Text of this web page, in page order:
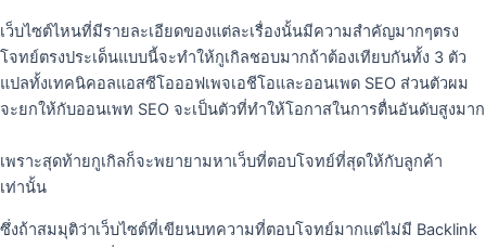
เว็บไซต์ไหนที่มีรายละเอียดของแต่ละเรื่องนั้นมีความสําคัญมากๆตรง
โจทย์ตรงประเด็นแบบนี้จะทําให้กูเกิลชอบมากถ้าต้องเทียบกันทั้ง 3 ตัว
แปลทั้งเทคนิคอลแอสซีโอออฟเพจเอชีโอและออนเพด SEO ส่วนตัวผม
จะยกให้กับออนเพท SEO จะเป็นตัวที่ทําให้โอกาสในการตื่นอันดับสูงมาก
เพราะสุดท้ายกูเกิลก็จะพยายามหาเว็บที่ตอบโจทย์ที่สุดให้กับลูกค้า
เท่านั้น
ซึ่งถ้าสมมุติว่าเว็บไซต์ที่เขียนบทความที่ตอบโจทย์มากแต่ไม่มี Backlink